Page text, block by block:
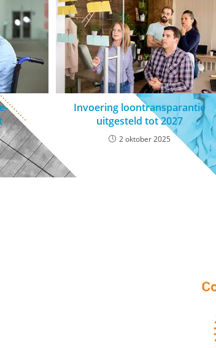
Invoering loontransparantie
uitgesteld tot 2027
2 oktober 2025